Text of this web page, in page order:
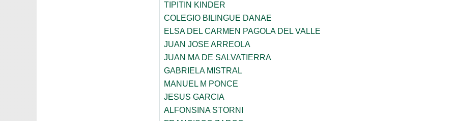
TIPITIN KINDER
COLEGIO BILINGUE DANAE
ELSA DEL CARMEN PAGOLA DEL VALLE
JUAN JOSE ARREOLA
JUAN MA DE SALVATIERRA
GABRIELA MISTRAL
MANUEL M PONCE
JESUS GARCIA
ALFONSINA STORNI